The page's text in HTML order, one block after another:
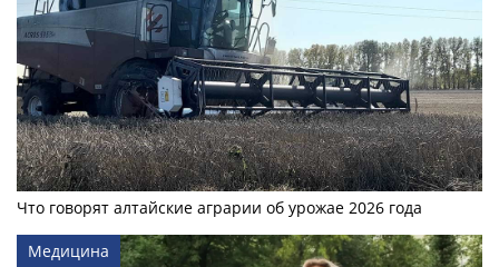
Что говорят алтайские аграрии об урожае 2026 года
Медицина